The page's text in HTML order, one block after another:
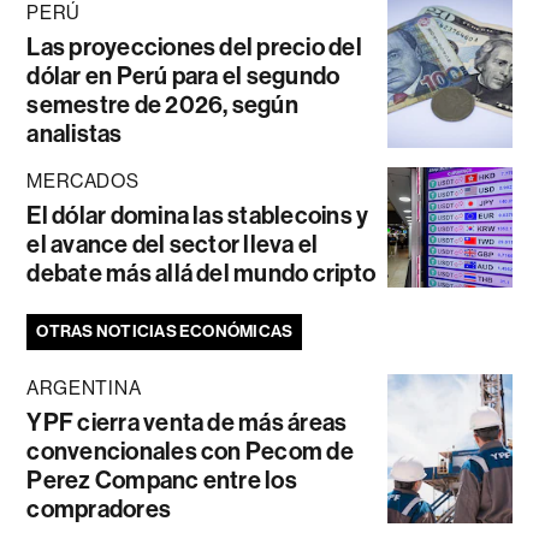
PERÚ
Las proyecciones del precio del
dólar en Perú para el segundo
semestre de 2026, según
analistas
MERCADOS
El dólar domina las stablecoins y
el avance del sector lleva el
debate más allá del mundo cripto
OTRAS NOTICIAS ECONÓMICAS
ARGENTINA
YPF cierra venta de más áreas
convencionales con Pecom de
Perez Companc entre los
compradores